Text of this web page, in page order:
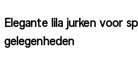
Elegante lila jurken voor
gelegenheden